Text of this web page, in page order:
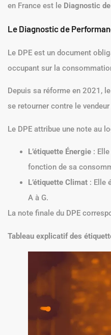
en France est le Diagnostic
Le Diagnostic de
Le DPE est un document
occupant sur la
Depuis sa réforme en 2021,
se retourner contre le
Le DPE attribue une note au
L’étiquette Énergie :
fonction de sa
L’étiquette Climat : Elle
A à G.
La note finale du DPE
Tableau explicatif des